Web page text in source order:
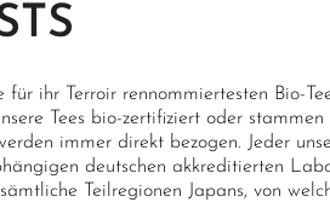
ihr Terroir rennommiertesten Bio-
Tees bio-zertifiziert oder stammen
immer direkt bezogen. Jeder
deutschen akkreditierten
Teilregionen Japans, von